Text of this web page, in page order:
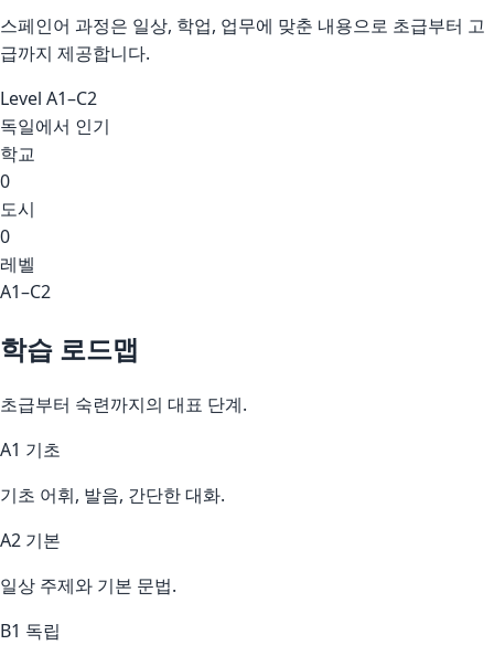
스페인어 과정은 일상, 학업, 업무에 맞춘 내용으로 초급부터 고
급까지 제공합니다.
Level A1–C2
독일에서 인기
학교
0
도시
0
레벨
A1–C2
학습 로드맵
초급부터 숙련까지의 대표 단계.
A1 기초
기초 어휘, 발음, 간단한 대화.
A2 기본
일상 주제와 기본 문법.
B1 독립